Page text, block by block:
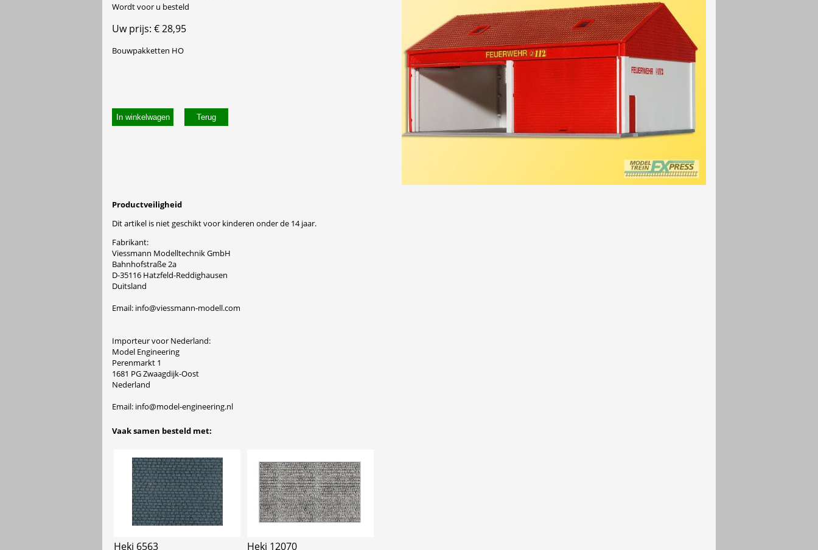
Wordt voor u besteld
Uw prijs: € 28,95
Bouwpakketten HO
In winkelwagen
Productveiligheid
Dit artikel is niet geschikt voor kinderen onder de 14 jaar.
Fabrikant:
Viessmann Modelltechnik GmbH
Bahnhofstraße 2a
D-35116 Hatzfeld-Reddighausen
Duitsland
Email: info@viessmann-modell.com
Importeur voor Nederland:
Model Engineering
Perenmarkt 1
1681 PG Zwaagdijk-Oost
Nederland
Email: info@model-engineering.nl
Vaak samen besteld met:
Heki 6563 Heki 12070